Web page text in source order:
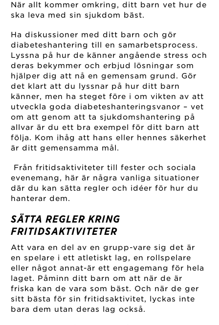
När allt kommer omkring, ditt barn vet hur de
ska leva med sin sjukdom bäst.
Ha diskussioner med ditt barn och gör
diabeteshantering till en samarbetsprocess.
Lyssna på hur de känner angående stress och
deras bekymmer och erbjud lösningar som
hjälper dig att nå en gemensam grund. Gör
det klart att du lyssnar på hur ditt barn
känner, men ha steget före i om vikten av att
utveckla goda diabeteshanteringsvanor – vet
om att genom att ta sjukdomshantering på
allvar är du ett bra exempel för ditt barn att
följa. Kom ihåg att hans eller hennes säkerhet
är ditt gemensamma mål.
Från fritidsaktiviteter till fester och sociala
evenemang, här är några vanliga situationer
där du kan sätta regler och idéer för hur du
hanterar dem.
SÄTTA REGLER KRING
FRITIDSAKTIVITETER
Att vara en del av en grupp-vare sig det är
en spelare i ett atletiskt lag, en rollspelare
eller något annat-är ett engagemang för hela
laget. Påminn ditt barn om att när de är
friska kan de vara som bäst. Och när de ger
sitt bästa för sin fritidsaktivitet, lyckas inte
bara dem utan deras lag också.